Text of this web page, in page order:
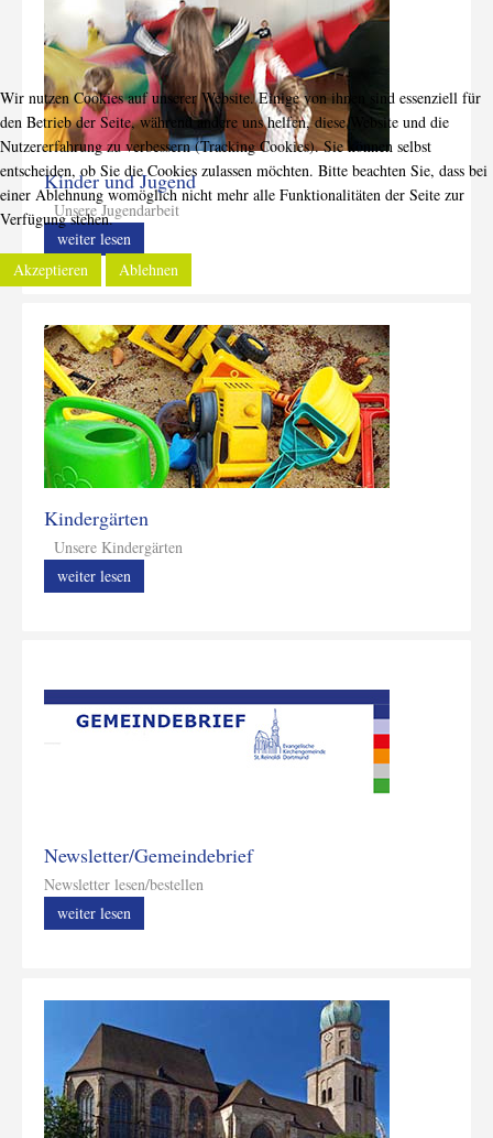
Kinder und Jugend
Unsere Jugendarbeit
weiter lesen
Kindergärten
Unsere Kindergärten
weiter lesen
Newsletter/Gemeindebrief
Newsletter lesen/bestellen
weiter lesen
Wir nutzen Cookies auf unserer Website. Einige von ihnen sind essenziell für
den Betrieb der Seite, während andere uns helfen, diese Website und die
Nutzererfahrung zu verbessern (Tracking Cookies). Sie können selbst
entscheiden, ob Sie die Cookies zulassen möchten. Bitte beachten Sie, dass bei
einer Ablehnung womöglich nicht mehr alle Funktionalitäten der Seite zur
Verfügung stehen.
Akzeptieren Ablehnen